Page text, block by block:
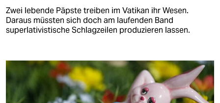
Zwei lebende Päpste treiben im Vatikan ihr Wesen.
Daraus müssten sich doch am laufenden Band
superlativistische Schlagzeilen produzieren lassen.